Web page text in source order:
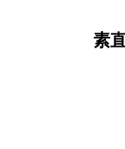
素